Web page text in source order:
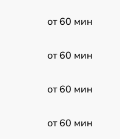
от 60 мин
от 60 мин
от 60 мин
от 60 мин